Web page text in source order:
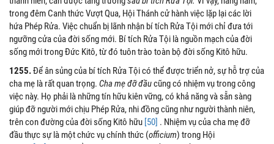
trong đêm Canh thức Vượt Qua, Hội Thánh cử hành việc lặp lại các lời
hứa Phép Rửa. Việc chuẩn bị lãnh nhận bí tích Rửa Tội mới chỉ đưa tới
ngưỡng cửa của đời sống mới. Bí tích Rửa Tội là nguồn mạch của đời
sống mới trong Đức Kitô, từ đó tuôn trào toàn bộ đời sống Kitô hữu.
1255.Để ân sủng của bí tích Rửa Tội có thể được triển nở, sự hỗ trợ của
cha mẹ là rất quan trọng. Cha mẹ đỡ đầucũng có nhiệm vụ trong công
việc này. Họ phải là những tín hữu kiên vững, có khả năng và sẵn sàng
giúp đỡ người mới chịu Phép Rửa, nhi đồng cũng như người thành niên,
trên con đường của đời sống Kitô hữu [50] . Nhiệm vụ của cha mẹ đỡ
đầu thực sự là một chức vụ chính thức (officium) trong Hội